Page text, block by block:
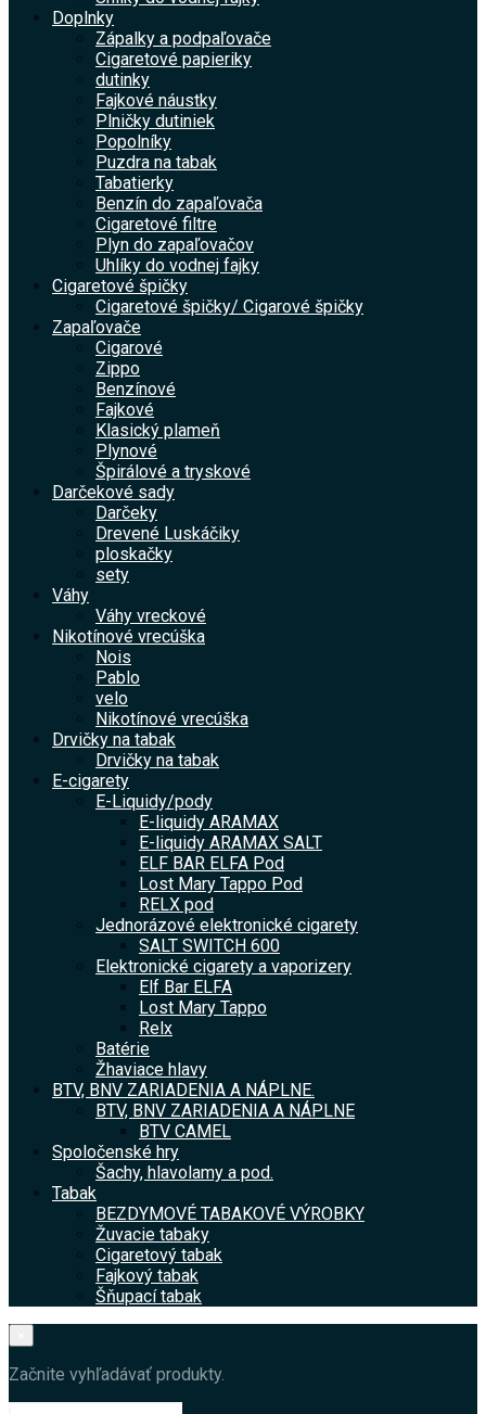
Doplnky
Zápalky a podpaľovače
Cigaretové papieriky
dutinky
Fajkové náustky
Plničky dutiniek
Popolníky
Puzdra na tabak
Tabatierky
Benzín do zapaľovača
Cigaretové filtre
Plyn do zapaľovačov
Uhlíky do vodnej fajky
Cigaretové špičky
Cigaretové špičky/ Cigarové špičky
Zapaľovače
Cigarové
Zippo
Benzínové
Fajkové
Klasický plameň
Plynové
Špirálové a tryskové
Darčekové sady
Darčeky
Drevené Luskáčiky
ploskačky
sety
Váhy
Váhy vreckové
Nikotínové vrecúška
Nois
Pablo
velo
Nikotínové vrecúška
Drvičky na tabak
Drvičky na tabak
E-cigarety
E-Liquidy/pody
E-liquidy ARAMAX
E-liquidy ARAMAX SALT
ELF BAR ELFA Pod
Lost Mary Tappo Pod
RELX pod
Jednorázové elektronické cigarety
SALT SWITCH 600
Elektronické cigarety a vaporizery
Elf Bar ELFA
Lost Mary Tappo
Relx
Batérie
Žhaviace hlavy
BTV, BNV ZARIADENIA A NÁPLNE.
BTV, BNV ZARIADENIA A NÁPLNE
BTV CAMEL
Spoločenské hry
Šachy, hlavolamy a pod.
Tabak
BEZDYMOVÉ TABAKOVÉ VÝROBKY
Žuvacie tabaky
Cigaretový tabak
Fajkový tabak
Šňupací tabak
Začnite vyhľadávať produkty.